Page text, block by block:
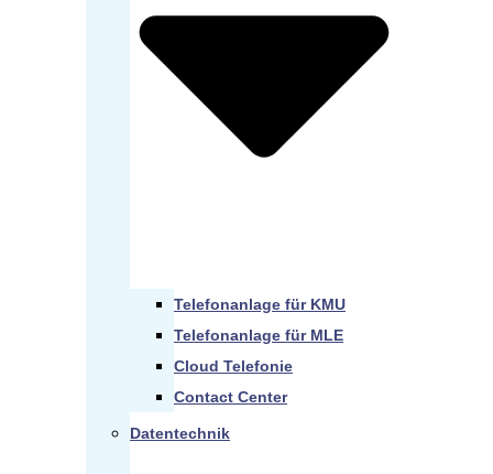
Telefonanlage für KMU
Telefonanlage für MLE
Cloud Telefonie
Contact Center
Datentechnik